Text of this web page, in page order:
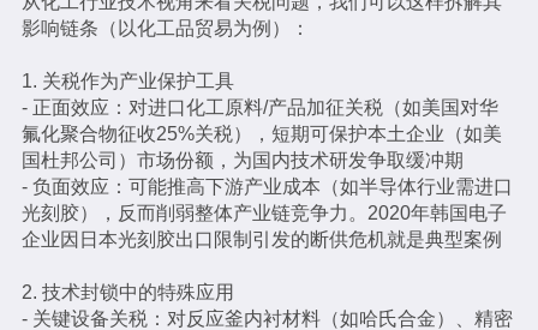
影响链条（以化工品贸易为例）：
1. 关税作为产业保护工具
- 正面效应：对进口化工原料/产品加征关税（如美国对华
氟化聚合物征收25%关税），短期可保护本土企业（如美
国杜邦公司）市场份额，为国内技术研发争取缓冲期
- 负面效应：可能推高下游产业成本（如半导体行业需进口
光刻胶），反而削弱整体产业链竞争力。2020年韩国电子
企业因日本光刻胶出口限制引发的断供危机就是典型案例
2. 技术封锁中的特殊应用
- 关键设备关税：对反应釜内衬材料（如哈氏合金）、精密